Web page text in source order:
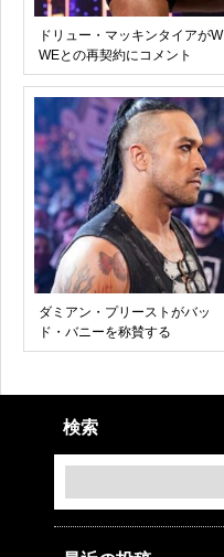
ドリュー・マッキンタイアがW
WEとの再契約にコメント
ダミアン・プリーストがバッ
ド・バニーを称賛する
検索